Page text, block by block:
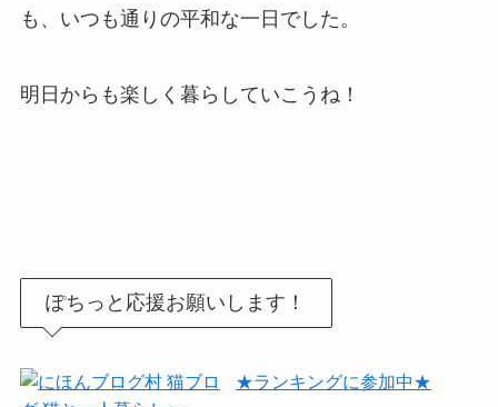
も、いつも通りの平和な一日でした。
明日からも楽しく暮らしていこうね！
ぽちっと応援お願いします！
★ランキングに参加中★